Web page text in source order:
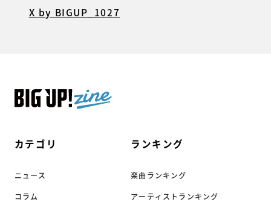
カテゴリ
ニュース
コラム
ランキング
楽曲ランキング
アーティストランキング
X by BIGUP_1027